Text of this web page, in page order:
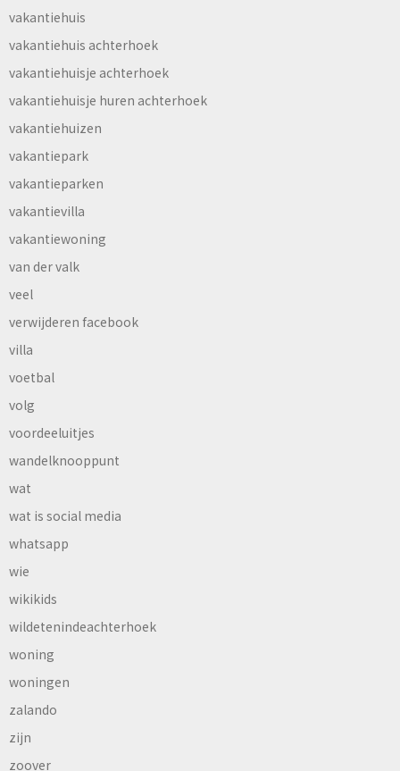
vakantiehuis
vakantiehuis achterhoek
vakantiehuisje achterhoek
vakantiehuisje huren achterhoek
vakantiehuizen
vakantiepark
vakantieparken
vakantievilla
vakantiewoning
van der valk
veel
verwijderen facebook
villa
voetbal
volg
voordeeluitjes
wandelknooppunt
wat
wat is social media
whatsapp
wie
wikikids
wildetenindeachterhoek
woning
woningen
zalando
zijn
zoover